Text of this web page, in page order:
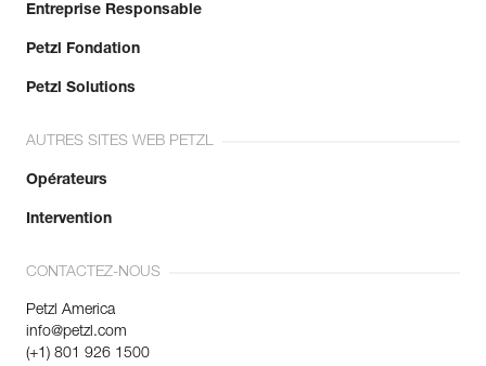
Entreprise Responsable
Petzl Fondation
Petzl Solutions
AUTRES SITES WEB PETZL
Opérateurs
Intervention
CONTACTEZ-NOUS
Petzl America
info@petzl.com
(+1) 801 926 1500